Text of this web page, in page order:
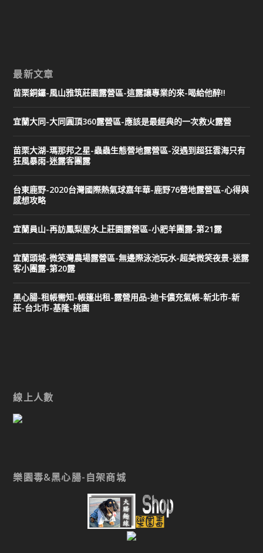
最新文章
苗栗銅鑼-風山雅筑莊園露營區-這露讓專業的來-喝給他醉!!
宜蘭大同-大同圓頂360露營區-應該是最經典的一次救火露營
苗栗大湖-瑪那邦之星-蟲蟲生態營地露營區-沒遇到超狂雲海只有
狂風暴雨-迷露客團露
台東鹿野-2020台灣國際熱氣球嘉年華-鹿野76營地露營區-心得與
感想攻略
宜蘭員山-再訪鳳梨屋水上莊園露營區-小肥羊團露-第21露
宜蘭頭城-微笑灣農場露營區-無邊際泳池玩水-超美微笑夜景-迷露
客小團露-第20露
黑心腸-租帳需知-帳篷出租-露營用品-迪卡儂充氣帳-新北市-新
莊-台北市-基隆-桃園
線上人數
樂園毒&黑心腸-自架商城